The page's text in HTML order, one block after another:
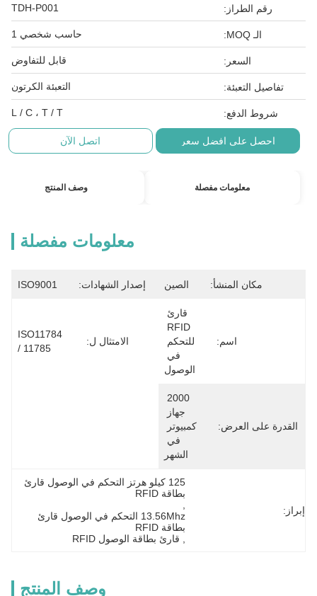
رقم الطراز: TDH-P001
الـ MOQ: حاسب شخصي 1
السعر: قابل للتفاوض
تفاصيل التعبئة: التعبئة الكرتون
شروط الدفع: L / C ، T / T
احصل على افضل سعر اتصل الآن
معلومات مفصلة وصف المنتج
معلومات مفصلة
مكان المنشأ: الصين إصدار الشهادات: ISO9001
اسم:
الوصول
الامتثال ل:
ISO11784
/ 11785
القدرة على العرض:
الشهر
إبراز:
بطاقة RFID
بطاقة RFID
قارئ بطاقة الوصول RFID
وصف المنتج